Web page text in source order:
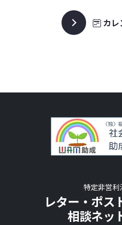
カ
特定非営利
レター・ポス
相談ネッ